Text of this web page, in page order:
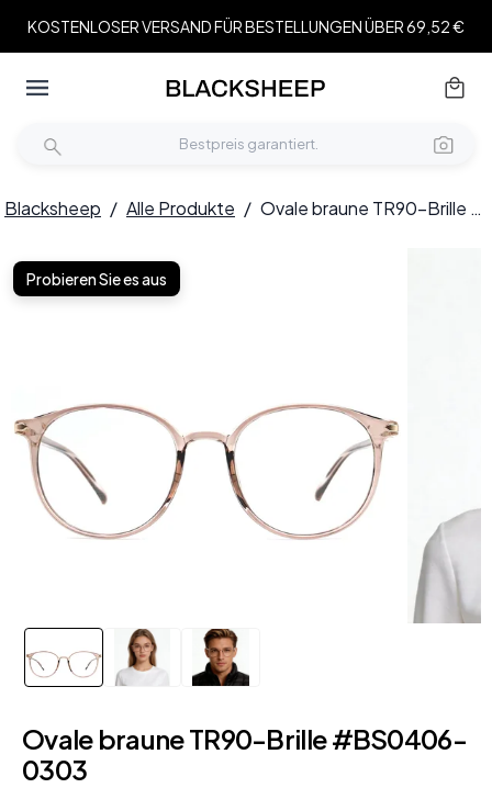
KOSTENLOSER VERSAND FÜR BESTELLUNGEN ÜBER 69,52 €
Blacksheep / Alle Produkte / Ovale braune TR90-Brille #BS0406-0303
Probieren Sie es aus
Ovale braune TR90-Brille #BS0406-
0303